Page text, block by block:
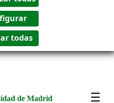
de Madrid